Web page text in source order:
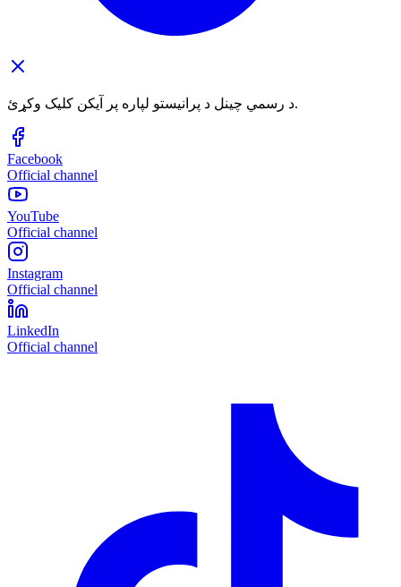
د رسمي چینل د پرانیستو لپاره پر آیکن کلیک وکړئ.
Facebook
Official channel
YouTube
Official channel
Instagram
Official channel
LinkedIn
Official channel